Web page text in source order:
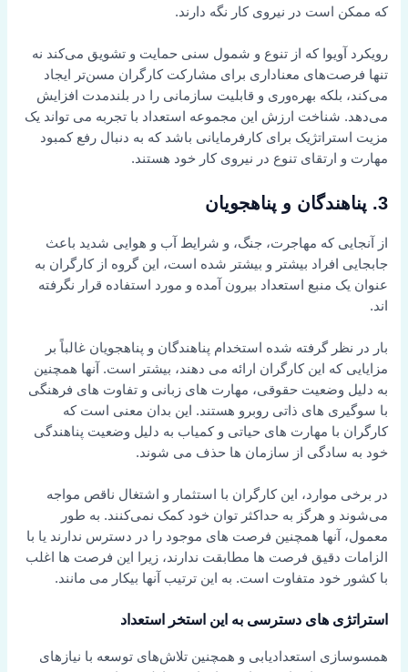
که ممکن است در نیروی کار نگه دارند.
رویکرد آویوا که از تنوع و شمول سنی حمایت و تشویق می‌کند نه
تنها فرصت‌های معناداری برای مشارکت کارگران مسن‌تر ایجاد
می‌کند، بلکه بهره‌وری و قابلیت سازمانی را در بلندمدت افزایش
می‌دهد. شناخت ارزش این مجموعه استعداد با تجربه می تواند یک
مزیت استراتژیک برای کارفرمایانی باشد که به دنبال رفع کمبود
مهارت و ارتقای تنوع در نیروی کار خود هستند.
3. پناهندگان و پناهجویان
از آنجایی که مهاجرت، جنگ، و شرایط آب و هوایی شدید باعث
جابجایی افراد بیشتر و بیشتر شده است، این گروه از کارگران به
عنوان یک منبع استعداد بیرون آمده و مورد استفاده قرار نگرفته
اند.
بار در نظر گرفته شده استخدام پناهندگان و پناهجویان غالباً بر
مزایایی که این کارگران ارائه می دهند، بیشتر است. آنها همچنین
به دلیل وضعیت حقوقی، مهارت های زبانی و تفاوت های فرهنگی
با سوگیری های ذاتی روبرو هستند. این بدان معنی است که
کارگران با مهارت های حیاتی و کمیاب به دلیل وضعیت پناهندگی
خود به سادگی از سازمان ها حذف می شوند.
در برخی موارد، این کارگران با استثمار و اشتغال ناقص مواجه
می‌شوند و هرگز به حداکثر توان خود کمک نمی‌کنند. به طور
معمول، آنها همچنین فرصت های موجود را در دسترس ندارند یا با
الزامات دقیق فرصت ها مطابقت ندارند، زیرا این فرصت ها اغلب
با کشور خود متفاوت است. به این ترتیب آنها بیکار می مانند.
استراتژی های دسترسی به این استخر استعداد
همسوسازی استعدادیابی و همچنین تلاش‌های توسعه با نیازهای